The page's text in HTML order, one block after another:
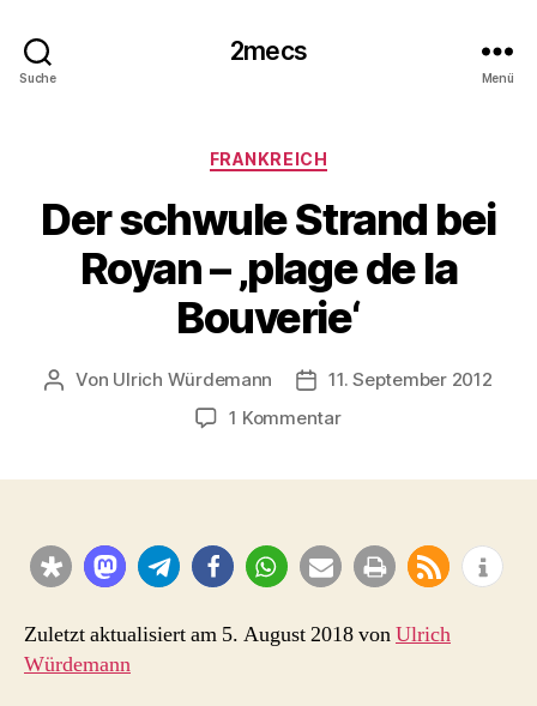
Suche
2mecs
Menü
Kategorien
FRANKREICH
Der schwule Strand bei
Royan – ‚plage de la
Bouverie‘
Beitragsautor
Von Ulrich Würdemann Beitragsdatum
11. September 2012
1 Kommentarzu
Royan
–
de
Zuletzt aktualisiert am 5. August 2018 vonUlrich
Würdemann